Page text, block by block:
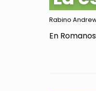
Rabino
En